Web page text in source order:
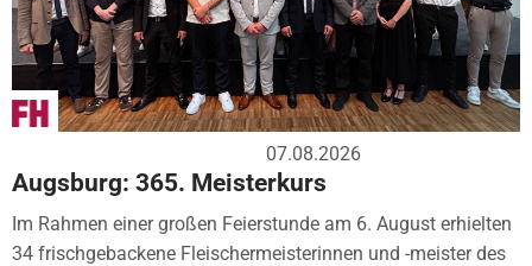
07.08.2026
Augsburg: 365. Meisterkurs
Im Rahmen einer großen Feierstunde am 6. August erhielten
34 frischgebackene Fleischermeisterinnen und -meister des